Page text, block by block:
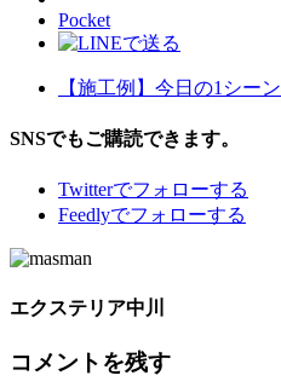
Pocket
【施工例】今日の1シーン
SNSでもご購読できます。
Twitterでフォローする
Feedlyでフォローする
エクステリア中川
コメントを残す